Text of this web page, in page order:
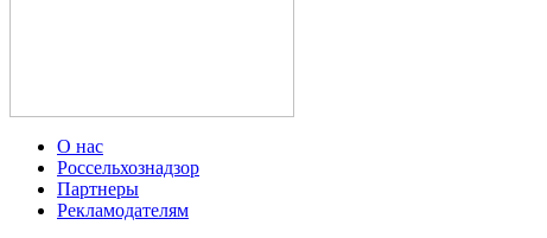
О нас
Россельхознадзор
Партнеры
Рекламодателям